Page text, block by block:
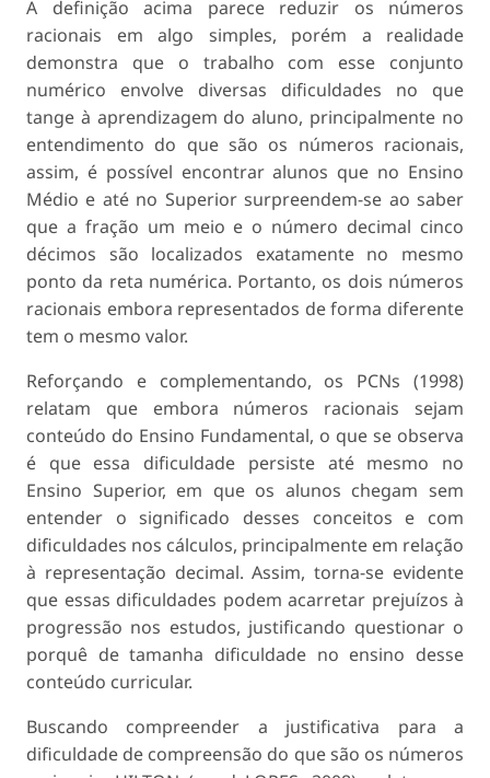
A definição acima parece reduzir os números
racionais em algo simples, porém a realidade
demonstra que o trabalho com esse conjunto
numérico envolve diversas dificuldades no que
tange à aprendizagem do aluno, principalmente no
entendimento do que são os números racionais,
assim, é possível encontrar alunos que no Ensino
Médio e até no Superior surpreendem-se ao saber
que a fração um meio e o número decimal cinco
décimos são localizados exatamente no mesmo
ponto da reta numérica. Portanto, os dois números
racionais embora representados de forma diferente
tem o mesmo valor.
Reforçando e complementando, os PCNs (1998)
relatam que embora números racionais sejam
conteúdo do Ensino Fundamental, o que se observa
é que essa dificuldade persiste até mesmo no
Ensino Superior, em que os alunos chegam sem
entender o significado desses conceitos e com
dificuldades nos cálculos, principalmente em relação
à representação decimal. Assim, torna-se evidente
que essas dificuldades podem acarretar prejuízos à
progressão nos estudos, justificando questionar o
porquê de tamanha dificuldade no ensino desse
conteúdo curricular.
Buscando compreender a justificativa para a
dificuldade de compreensão do que são os números